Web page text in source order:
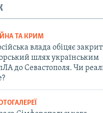
ТА КРИМ
влада обіцяє
шлях українським
до Севастополя. Чи